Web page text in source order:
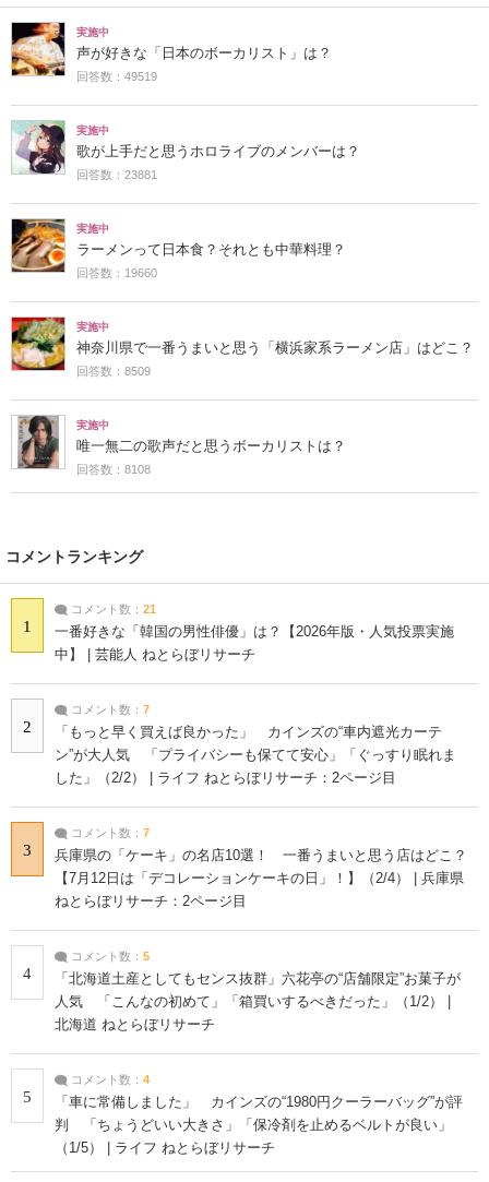
実施中
声が好きな「日本のボーカリスト」は？
回答数：49519
実施中
歌が上手だと思うホロライブのメンバーは？
回答数：23881
実施中
ラーメンって日本食？それとも中華料理？
回答数：19660
実施中
神奈川県で一番うまいと思う「横浜家系ラーメン店」はどこ？
回答数：8509
実施中
唯一無二の歌声だと思うボーカリストは？
回答数：8108
コメントランキング
1
コメント数： 21
一番好きな「韓国の男性俳優」は？【2026年版・人気投票実施
中】 | 芸能人 ねとらぼリサーチ
2
コメント数： 7
「もっと早く買えば良かった」 カインズの“車内遮光カーテ
ン”が大人気 「プライバシーも保てて安心」「ぐっすり眠れま
した」（2/2） | ライフ ねとらぼリサーチ：2ページ目
3
コメント数： 7
兵庫県の「ケーキ」の名店10選！ 一番うまいと思う店はどこ？
【7月12日は「デコレーションケーキの日」！】（2/4） | 兵庫県
ねとらぼリサーチ：2ページ目
4
コメント数： 5
「北海道土産としてもセンス抜群」六花亭の“店舗限定”お菓子が
人気 「こんなの初めて」「箱買いするべきだった」（1/2） |
北海道 ねとらぼリサーチ
5
コメント数： 4
「車に常備しました」 カインズの“1980円クーラーバッグ”が評
判 「ちょうどいい大きさ」「保冷剤を止めるベルトが良い」
（1/5） | ライフ ねとらぼリサーチ